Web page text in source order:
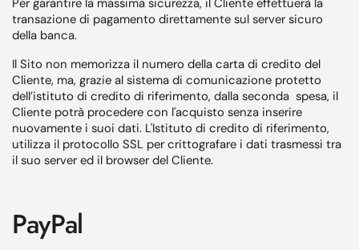
Per garantire la massima sicurezza, il Cliente effettuerà la
transazione di pagamento direttamente sul server sicuro
della banca.
Il Sito non memorizza il numero della carta di credito del
Cliente, ma, grazie al sistema di comunicazione protetto
dell’istituto di credito di riferimento, dalla seconda spesa, il
Cliente potrà procedere con l'acquisto senza inserire
nuovamente i suoi dati. L'Istituto di credito di riferimento,
utilizza il protocollo SSL per crittografare i dati trasmessi tra
il suo server ed il browser del Cliente.
PayPal